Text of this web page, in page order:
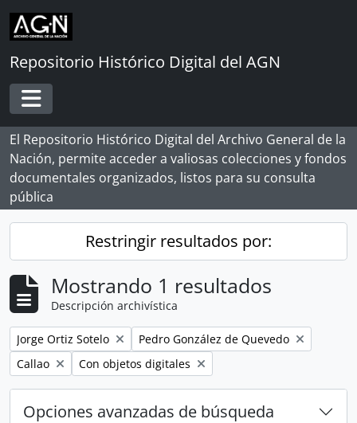
Skip to main content
Repositorio Histórico Digital del AGN
Toggle navigation
El Repositorio Histórico Digital del Archivo General de la
Nación, permite acceder a valiosas colecciones y fondos
documentales organizados, listos para su consulta
pública
Restringir resultados por:
Mostrando 1 resultados
Descripción archivística
Remove filter:
Jorge Ortiz Sotelo Remove filter:
Pedro González de Quevedo
Remove filter:
Callao Remove filter:
Con objetos digitales
Opciones avanzadas de búsqueda